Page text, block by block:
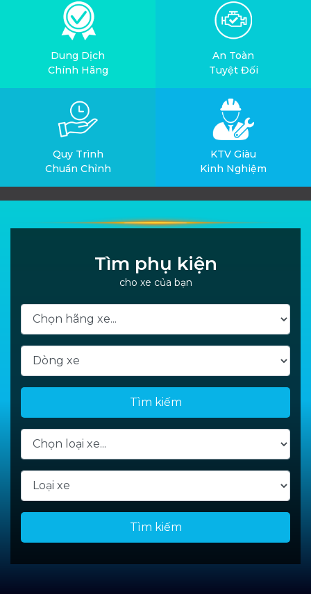
Dung Dịch
Chính Hãng
An Toàn
Tuyệt Đối
Quy Trình
Chuẩn Chỉnh
KTV Giàu
Kinh Nghiệm
Tìm phụ kiện
cho xe của bạn
Tìm kiếm
Tìm kiếm